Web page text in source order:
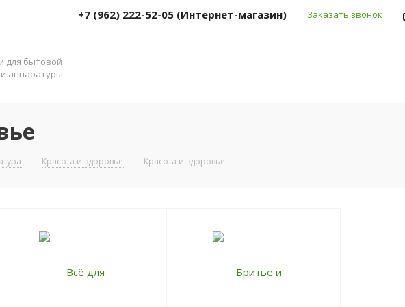
+7 (962) 222-52-05 (Интернет-магазин) Заказать звонок
для бытовой
аппаратуры.
- Красота и здоровье - Красота и здоровье